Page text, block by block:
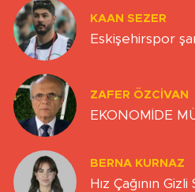
KAAN SEZER
Eskişehirspor
ZAFER ÖZCIVAN
EKONOMİDE
BERNA KURNAZ
Hız Çağının Gizli